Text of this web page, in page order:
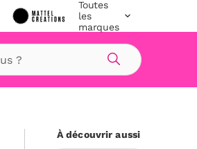
Toutes
les
marques
Rechercher
À découvrir aussi